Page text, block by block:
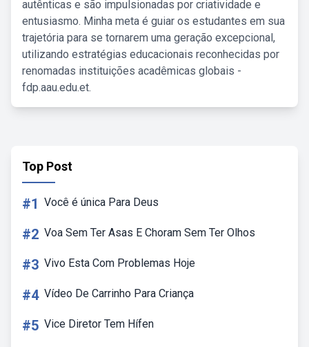
autênticas e são impulsionadas por criatividade e
entusiasmo. Minha meta é guiar os estudantes em sua
trajetória para se tornarem uma geração excepcional,
utilizando estratégias educacionais reconhecidas por
renomadas instituições acadêmicas globais -
fdp.aau.edu.et.
Top Post
#1 Você é única Para Deus
#2 Voa Sem Ter Asas E Choram Sem Ter Olhos
#3 Vivo Esta Com Problemas Hoje
#4 Vídeo De Carrinho Para Criança
#5 Vice Diretor Tem Hífen